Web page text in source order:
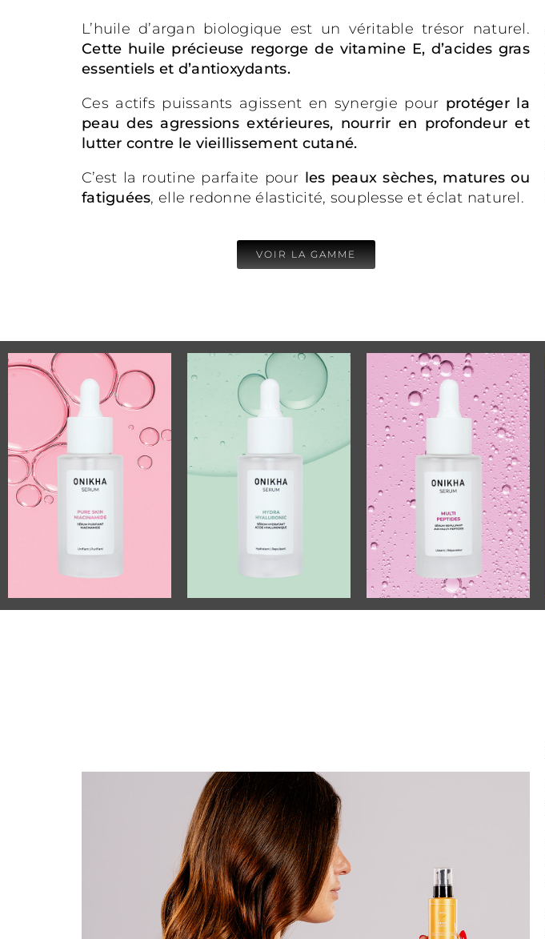
L’huile d’argan biologique est un véritable trésor naturel.
Cette huile précieuse regorge de vitamine E, d’acides gras
essentiels et d’antioxydants.
Ces actifs puissants agissent en synergie pour protéger la
peau des agressions extérieures, nourrir en profondeur et
lutter contre le vieillissement cutané.
C’est la routine parfaite pour les peaux sèches, matures ou
fatiguées, elle redonne élasticité, souplesse et éclat naturel.
VOIR LA GAMME